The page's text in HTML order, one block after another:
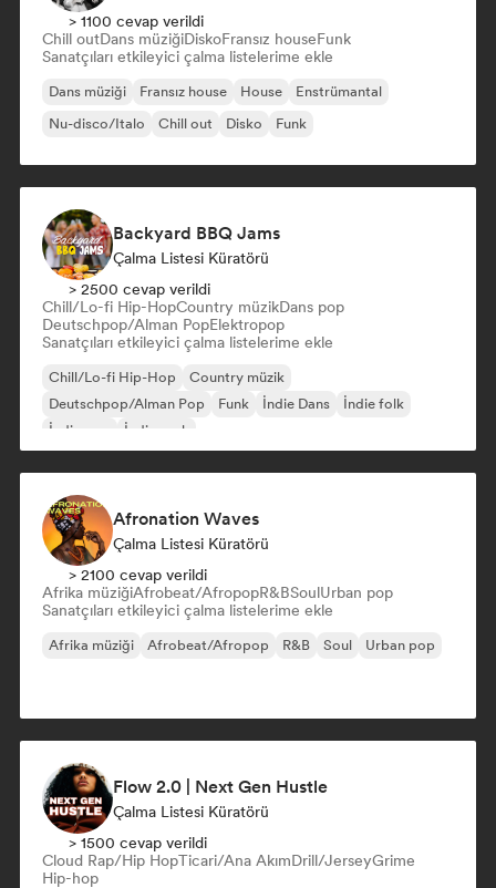
> 1100 cevap verildi
Chill outDans müziğiDiskoFransız houseFunk
Sanatçıları etkileyici çalma listelerime ekle
Dans müziği Fransız house House
Enstrümantal
Nu-disco/Italo
Chill out Disko Funk
Backyard BBQ Jams
Çalma Listesi Küratörü
> 2500 cevap verildi
Chill/Lo-fi Hip-HopCountry müzikDans pop
Deutschpop/Alman PopElektropop
Sanatçıları etkileyici çalma listelerime ekle
Chill/Lo-fi Hip-Hop
Country müzik
Deutschpop/Alman Pop
Funk İndie Dans
İndie folk
İndie pop
İndie rock
Afronation Waves
Çalma Listesi Küratörü
> 2100 cevap verildi
Afrika müziğiAfrobeat/AfropopR&BSoulUrban pop
Sanatçıları etkileyici çalma listelerime ekle
Afrika müziği Afrobeat/Afropop R&B Soul Urban pop
Flow 2.0 | Next Gen Hustle
Çalma Listesi Küratörü
> 1500 cevap verildi
Cloud Rap/Hip HopTicari/Ana AkımDrill/JerseyGrime
Hip-hop